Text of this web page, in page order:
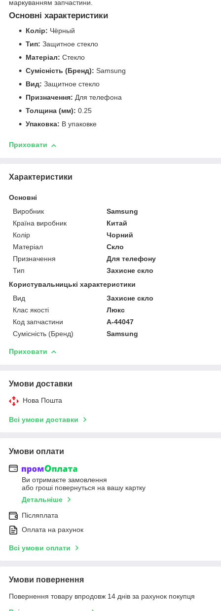
маркуванням запчастини.
Основні характеристики
Колір: Чёрный
Тип: Защитное стекло
Матеріал: Стекло
Сумісність (Бренд): Samsung
Вид: Защитное стекло
Призначення: Для телефона
Толщина (мм): 0.25
Упаковка: В упаковке
Приховати
Характеристики
Основні
Виробник
Samsung
Країна виробник
Китай
Колір
Чорний
Матеріал
Скло
Призначення
Для телефону
Тип
Захисне скло
Користувальницькі характеристики
Вид
Захисне скло
Клас якості
Люкс
Код запчастини
A-44047
Сумісність (Бренд)
Samsung
Приховати
Умови доставки
Нова Пошта
Всі умови доставки
Умови оплати
Ви отримаєте замовлення
або гроші повернуться на вашу картку
Детальніше
Післяплата
Оплата на рахунок
Всі умови оплати
Умови повернення
Повернення товару впродовж 14 днів за рахунок покупця